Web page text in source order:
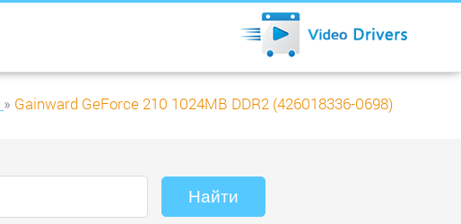
» Gainward GeForce 210 1024MB DDR2 (426018336-0698)